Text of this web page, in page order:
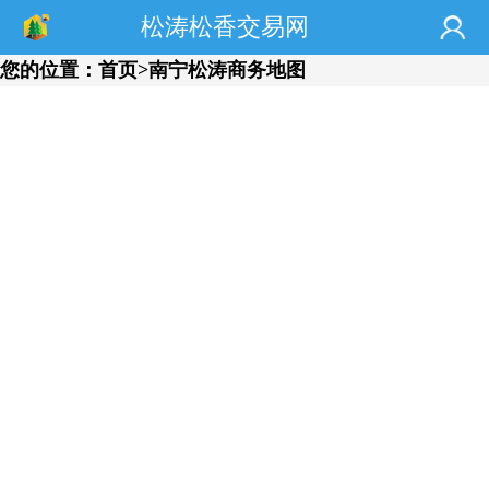
松涛松香交易网
您的位置： 首页>南宁松涛商务地图